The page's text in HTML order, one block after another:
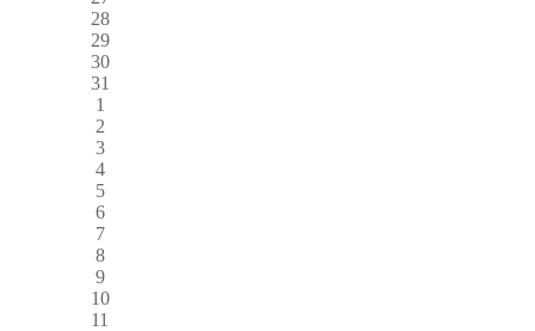
28
29
30
31
1
2
3
4
5
6
7
8
9
10
11